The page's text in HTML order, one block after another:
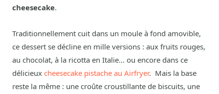
cheesecake.
Traditionnellement cuit dans un moule à fond amovible,
ce dessert se décline en mille versions : aux fruits rouges,
au chocolat, à la ricotta en Italie… ou encore dans ce
délicieux cheesecake pistache au Airfryer. Mais la base
reste la même : une croûte croustillante de biscuits, une